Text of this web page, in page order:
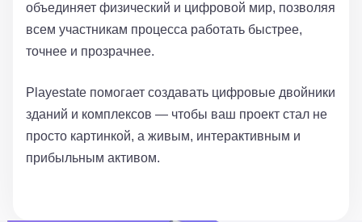
объединяет физический и цифровой мир, позволяя
всем участникам процесса работать быстрее,
точнее и прозрачнее.
Playestate помогает создавать цифровые двойники
зданий и комплексов — чтобы ваш проект стал не
просто картинкой, а живым, интерактивным и
прибыльным активом.